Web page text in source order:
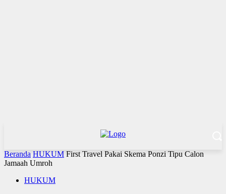
Beranda HUKUM First Travel Pakai Skema Ponzi Tipu Calon
Jamaah Umroh
HUKUM